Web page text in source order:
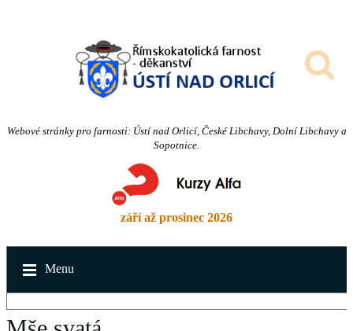
Webové stránky pro farnosti: Ústí nad Orlicí, České Libchavy, Dolní Libchavy a
Sopotnice.
září až prosinec 2026
Menu